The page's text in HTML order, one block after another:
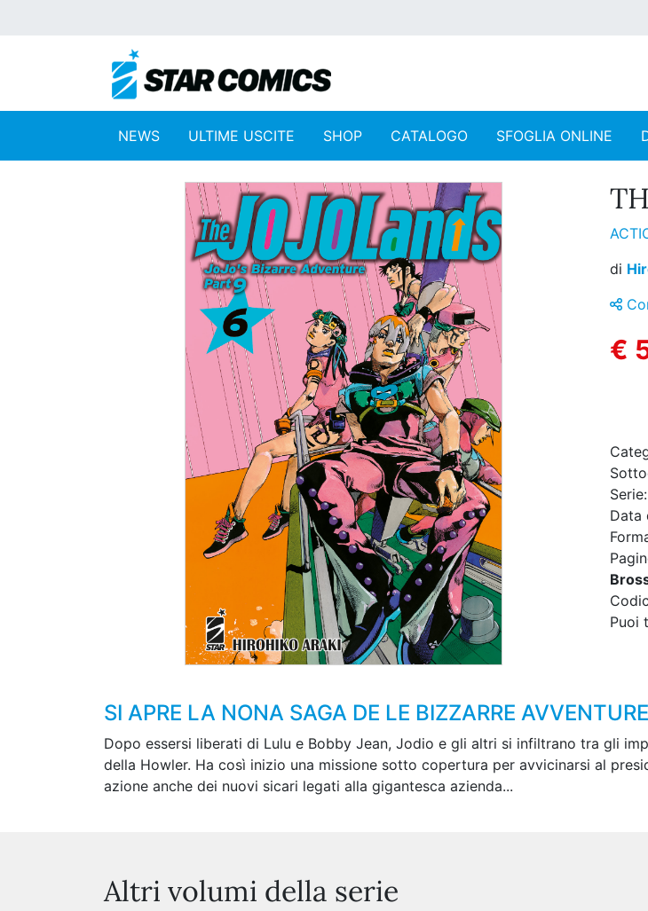
NEWS ULTIME USCITE SHOP CATALOGO SFOGLIA ONLINE
di
€
Serie:
Data
Puoi
SI APRE LA NONA SAGA DE LE BIZZARRE
Dopo essersi liberati di Lulu e Bobby Jean, Jodio e gli altri si infiltrano tra gli
della Howler. Ha così inizio una missione sotto copertura per avvicinarsi al
azione anche dei nuovi sicari legati alla gigantesca azienda...
Altri volumi della serie